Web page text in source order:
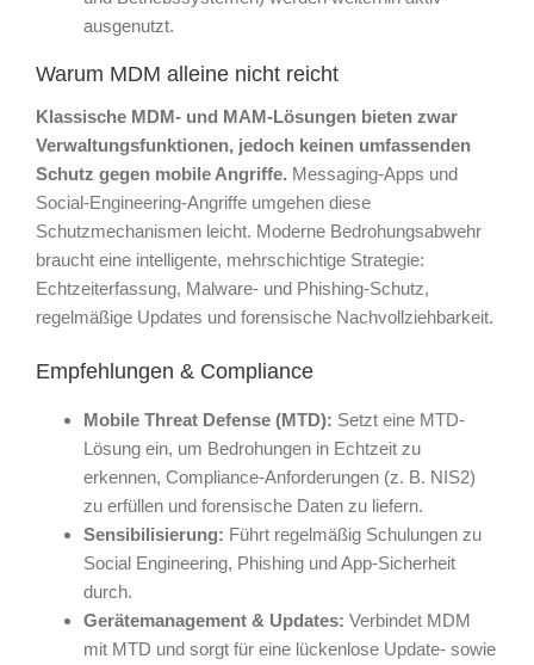
ausgenutzt.
Warum MDM alleine nicht reicht
Klassische MDM- und MAM-Lösungen bieten zwar
Verwaltungsfunktionen, jedoch keinen umfassenden
Schutz gegen mobile Angriffe. Messaging-Apps und
Social-Engineering-Angriffe umgehen diese
Schutzmechanismen leicht. Moderne Bedrohungsabwehr
braucht eine intelligente, mehrschichtige Strategie:
Echtzeiterfassung, Malware- und Phishing-Schutz,
regelmäßige Updates und forensische Nachvollziehbarkeit.
Empfehlungen & Compliance
Mobile Threat Defense (MTD): Setzt eine MTD-
Lösung ein, um Bedrohungen in Echtzeit zu
erkennen, Compliance-Anforderungen (z. B. NIS2)
zu erfüllen und forensische Daten zu liefern.
Sensibilisierung: Führt regelmäßig Schulungen zu
Social Engineering, Phishing und App-Sicherheit
durch.
Gerätemanagement & Updates: Verbindet MDM
mit MTD und sorgt für eine lückenlose Update- sowie